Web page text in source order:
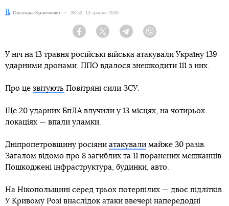
Автор:
Світлана Кравченко Дата:
08:52, 13 травня 2026
Facebook Twitter Telegram
У ніч на 13 травня російські війська атакували Україну 139
ударними дронами. ППО вдалося знешкодити 111 з них.
Про це звітують Повітряні сили ЗСУ.
Ще 20 ударних БпЛА влучили у 13 місцях, на чотирьох
локаціях — впали уламки.
Дніпропетровщину росіяни атакували майже 30 разів.
Загалом відомо про 8 загиблих та 11 поранених мешканців.
Пошкоджені інфраструктура, будинки, авто.
На Нікопольщині серед трьох потерпілих — двоє підлітків.
У Кривому Розі внаслідок атаки ввечері напередодні